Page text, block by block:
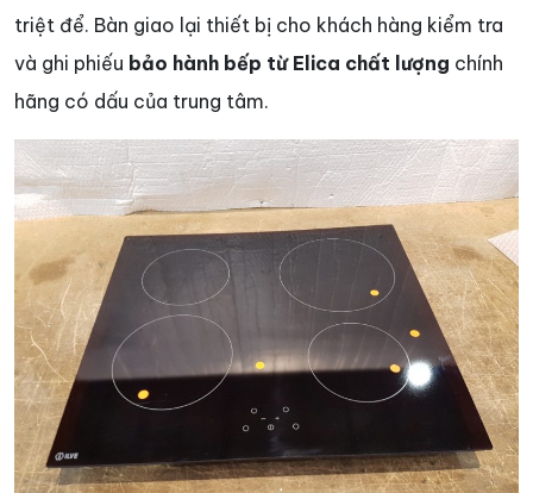
triệt để. Bàn giao lại thiết bị cho khách hàng kiểm tra
và ghi phiếu bảo hành bếp từ Elica chất lượng chính
hãng có dấu của trung tâm.